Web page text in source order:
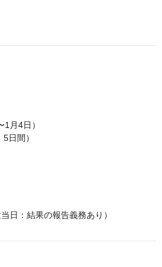
月4日）
日間）
日：結果の報告義務あり）